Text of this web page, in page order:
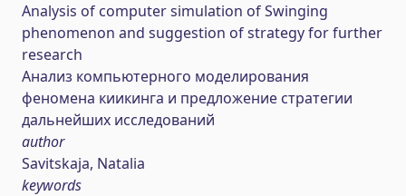
Analysis of computer simulation of Swinging
phenomenon and suggestion of strategy for further
research
Анализ компьютерного моделирования
феномена киикинга и предложение стратегии
дальнейших исследований
author
Savitskaja, Natalia
keywords